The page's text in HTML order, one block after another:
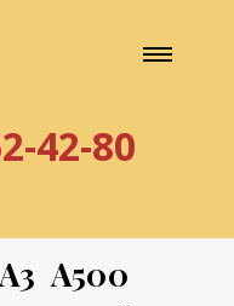
42-80
А500